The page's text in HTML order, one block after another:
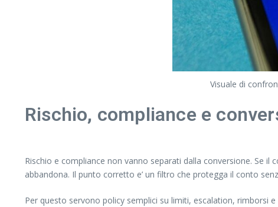
Visuale di
Rischio, compliance e
Rischio e compliance non vanno separati dalla conversione. Se
abbandona. Il punto corretto e’ un filtro che protegga il conto
Per questo servono policy semplici su limiti, escalation, rimborsi